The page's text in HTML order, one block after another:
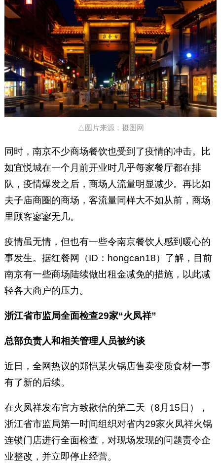
△图片来源：摄图网
同时，南京不少商场餐饮也受到了疫情的冲击。比
如宜悦城在一个月前开业时几乎每家餐厅都在排
队，疫情爆发之后，商场人流量明显减少。再比如
夫子庙商圈的商场，客流量同样大不如从前，商场
里顾客寥寥无几。
疫情虽无情，但也有一些令南京餐饮人感到暖心的
事发生。据红餐网（ID：hongcan18）了解，目前
南京有一些商场陆续做出租金减免的措施，以此减
轻各大商户的压力。
浙江省市监局全面检查29家“火凤祥”
总部负责人和相关管理人员被约谈
近日，全网热议的郑恺某火锅店售卖变质食材一事
有了新的后续。
在火凤祥发布官方致歉信的第二天（8月15日），
浙江省市监局第一时间组织对省内29家火凤祥火锅
连锁门店进行全面检查，对现场发现的问题责令企
业整改，并立即停止经营。